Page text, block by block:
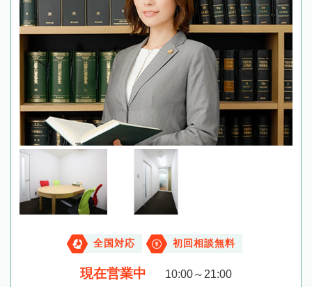
全国対応 初回相談無料
現在営業中 10:00～21:00